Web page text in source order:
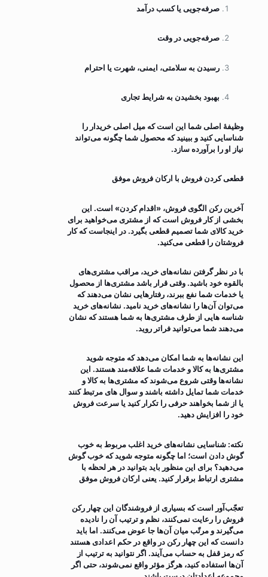
صرفه‌جویی یا کسب درآمد
صرفه‌جویی در وقت
رسیدن به سلامتی، ایمنی، شهرت یا احترام
بهبود بخشیدن به شرایط تجاری
وظیفۀ اصلی شما این است که میل اصلی خریدار را
شناسایی کنید و ببینید که محصول شما چگونه می‌تواند
نیاز او را برآورده سازد.
قطعی کردن فروش با ارکان فروش موفق
آخرین رکن الگوی فروش، «اقدام کردن» است. این
بخشی از کار فروش است که از مشتری می‌خواهید برای
خرید کالای شما تصمیم قطعی بگیرد. در اینجاست که کار
فروشتان را قطعی می‌کنید.
با در نظر گرفتن نشانه‌های خرید، مراقب مشتری‌های
بالقوه خود باشید. وقتی قرار باشد مشتری‌ها از محصول
یا خدمات شما نفع ببرند، رفتار‌هایی نشان می‌دهند که
می‌توان آن‌ها را نشانه‌های خرید نامید. نشانه‌های خرید
شناسه هایی از طرف مشتری‌ها به شما هستند که نشان
می‌دهند شما می‌توانید فراتر روید.
این نشانه‌ها به شما امکان می‌دهد که متوجه شوید
مشتری‌ها به کالا و خدمات شما علاقه‌مند هستند. این
نشانه‌ها وقتی شروع می‌شوند که مشتری‌ها به کالا و
خدمات شما تمایل داشته باشند و سوال های مرتبط کنند
یا از شما بخواهند حرفی را تکرار کنید یا سرعت فروش
خود را افزایش دهید.
نکته: شناسایی نشانه‌های خرید اغلب مربوط به خوب
گوش دادن است؛ اما چگونه متوجه شوید که خوب گوش
می‌دهید؟ برای این منظور باید بتوانید در هر لحظه با
مشتری ارتباط برقرار کنید. یعنی ارکان فروش موفق
تعجّب‌آور است که بسیاری از فروشندگان این چهار رکن
فروش را رعایت نمی‌کنند، نظم و ترتیب آن را نادیده
می‌گیرند و مرتّب میان آن‌ها جا عوض می‌کنند. اما باید
دانست که این چهار رکن در واقع در حکم اعدادی هستند
که رمز قفل به حساب می‌آیند. اگر نتوانید به ترتیب از
آن‌ها استفاده کنید، هرگز مؤثر واقع نمی‌شوند، حتی اگر